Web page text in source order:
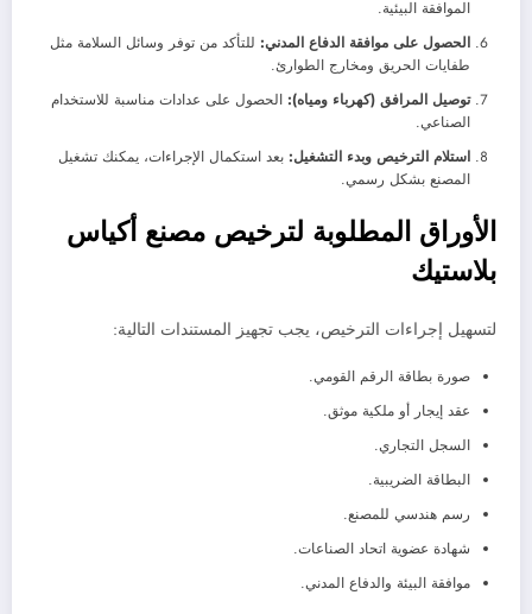
الموافقة البيئية.
الحصول على موافقة الدفاع المدني: للتأكد من توفر وسائل السلامة مثل
طفايات الحريق ومخارج الطوارئ.
توصيل المرافق (كهرباء ومياه): الحصول على عدادات مناسبة للاستخدام
الصناعي.
استلام الترخيص وبدء التشغيل: بعد استكمال الإجراءات، يمكنك تشغيل
المصنع بشكل رسمي.
الأوراق المطلوبة لترخيص مصنع أكياس
بلاستيك
لتسهيل إجراءات الترخيص، يجب تجهيز المستندات التالية:
صورة بطاقة الرقم القومي.
عقد إيجار أو ملكية موثق.
السجل التجاري.
البطاقة الضريبية.
رسم هندسي للمصنع.
شهادة عضوية اتحاد الصناعات.
موافقة البيئة والدفاع المدني.